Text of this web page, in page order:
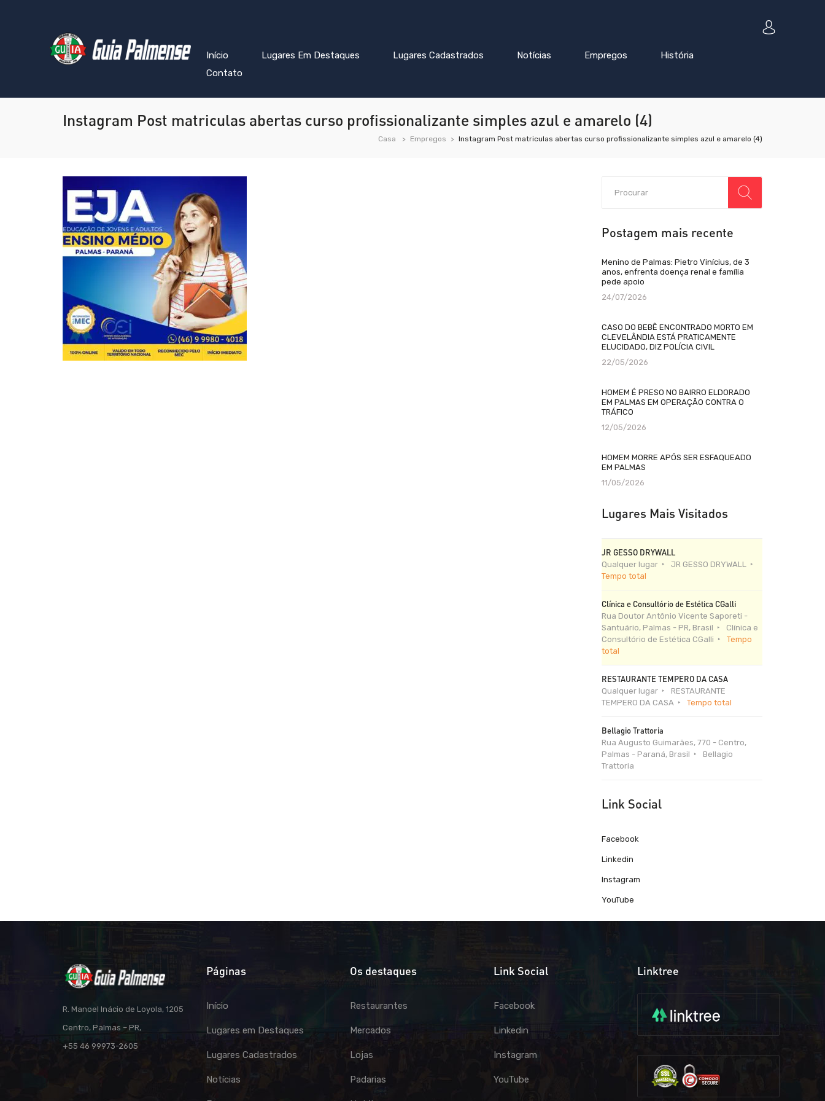
Início Lugares Em Destaques Lugares Cadastrados Notícias Empregos
História
Contato
Instagram Post matriculas abertas curso profissionalizante simples azul e amarelo (4)
Casa Empregos Instagram Post matriculas abertas curso profissionalizante simples azul e amarelo (4)
Postagem mais recente
Menino de Palmas: Pietro Vinícius, de 3
anos, enfrenta doença renal e família
pede apoio
24/07/2026
CASO DO BEBÊ ENCONTRADO MORTO EM
CLEVELÂNDIA ESTÁ PRATICAMENTE
ELUCIDADO, DIZ POLÍCIA CIVIL
22/05/2026
HOMEM É PRESO NO BAIRRO ELDORADO
EM PALMAS EM OPERAÇÃO CONTRA O
TRÁFICO
12/05/2026
HOMEM MORRE APÓS SER ESFAQUEADO
EM PALMAS
11/05/2026
Lugares Mais Visitados
JR GESSO DRYWALL
Qualquer lugar
JR GESSO DRYWALL
Tempo total
Clínica e Consultório de Estética CGalli
Rua Doutor Antônio Vicente Saporeti -
Santuário, Palmas - PR, Brasil
Clínica e
Consultório de Estética CGalli
Tempo
total
RESTAURANTE TEMPERO DA CASA
Qualquer lugar
RESTAURANTE
TEMPERO DA CASA
Tempo total
Bellagio Trattoria
Rua Augusto Guimarães, 770 - Centro,
Palmas - Paraná, Brasil
Bellagio
Trattoria
Link Social
Facebook
Linkedin
Instagram
YouTube
R. Manoel Inácio de Loyola, 1205
Centro, Palmas – PR,
+55 46 99973-2605
Páginas
Início
Lugares em Destaques
Lugares Cadastrados
Notícias
Os destaques
Restaurantes
Mercados
Lojas
Padarias
Link Social
Facebook
Linkedin
Instagram
YouTube
Linktree